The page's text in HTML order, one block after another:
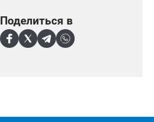
Поделиться в